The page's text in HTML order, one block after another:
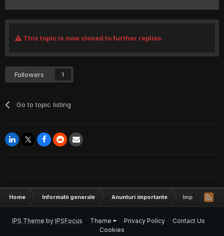
This topic is now closed to further replies.
Followers 1
Go to topic listing
Home Informatii generale Anunturi importante Important -
IPS Theme by IPSFocus Theme Privacy Policy
Contact Us
Cookies